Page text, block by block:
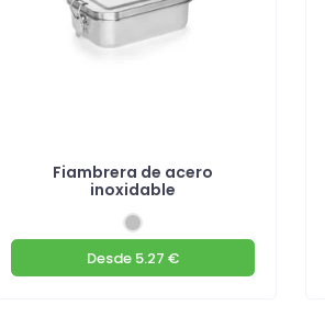
Fiambrera de acero
inoxidable
Desde5.27 €